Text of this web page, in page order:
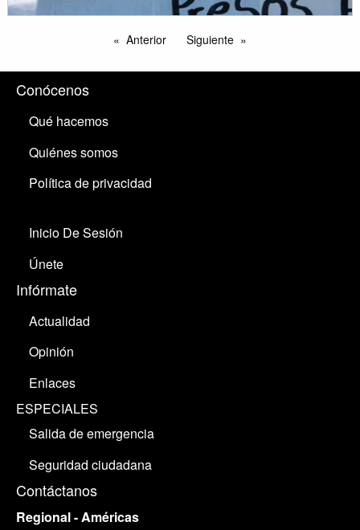
Anterior Siguiente
Conócenos
Qué hacemos
Quiénes somos
Política de privacidad
Inicio De Sesión
Únete
Infórmate
Actualidad
Opinión
Enlaces
ESPECIALES
Salida de emergencia
Seguridad ciudadana
Contáctanos
Regional - Américas